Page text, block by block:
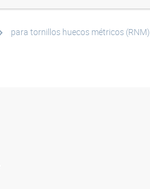
para tornillos huecos métricos (RNM)